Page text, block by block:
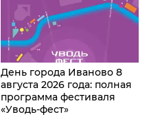
День города Иваново 8
августа 2026 года: полная
программа фестиваля
«Уводь-фест»